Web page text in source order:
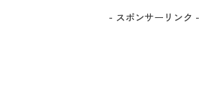
- スポンサーリンク -